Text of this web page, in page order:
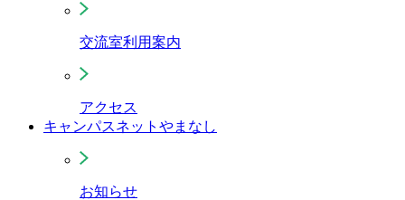
交流室利用案内
アクセス
キャンパスネットやまなし
お知らせ